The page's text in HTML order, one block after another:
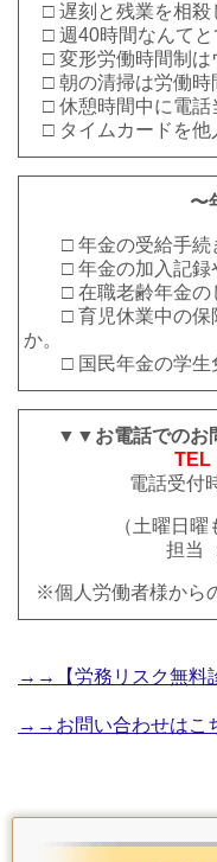
□ 遅刻と残業を相殺
□ 週40時間なんてと
□ 変形労働時間制は
□ 朝の清掃は労働時
□ 休憩時間中に電話
□ タイムカードを他
〜
□ 年金の受給手続
□ 年金の加入記録
□ 在職老齢年金の
□ 育児休業中の保
か。
□ 国民年金の学生
▼▼お電話でのお
TEL
電話受付
（土曜日
担当
※個人労働者様から
→→【労務リスク無料
→→お問い合わせはこ